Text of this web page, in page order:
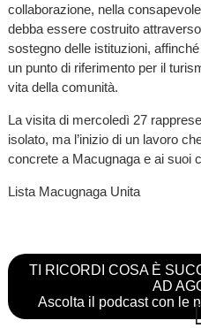
collaborazione, nella
debba essere costruito
sostegno delle istituzioni,
un punto di riferimento per il
vita della comunità.
La visita di mercoledì 27
isolato, ma l’inizio di un lavoro
concrete a Macugnaga e ai suoi
Lista Macugnaga Unita
TI RICORDI COSA È
AD
Ascolta il podcast con le